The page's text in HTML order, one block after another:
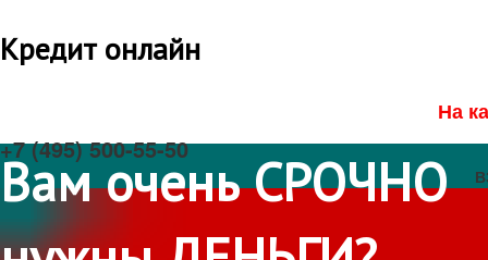
Кредит онлайн
На
+7 (495) 500-55-50
Вам очень СРОЧНО